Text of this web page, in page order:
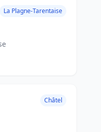
La Plagne-Tarentaise
Châtel